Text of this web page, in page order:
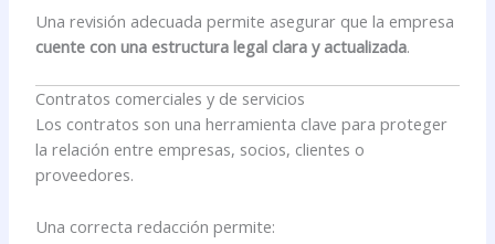
Una revisión adecuada permite asegurar que la empresa
cuente con una estructura legal clara y actualizada.
Contratos comerciales y de servicios
Los contratos son una herramienta clave para proteger
la relación entre empresas, socios, clientes o
proveedores.
Una correcta redacción permite: